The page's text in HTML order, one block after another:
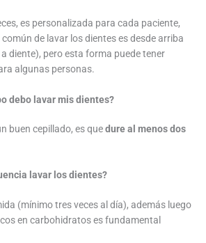
es personalizada para cada paciente,
de lavar los dientes es desde arriba
diente), pero esta forma puede tener
algunas personas.
debo lavar mis dientes?
buen cepillado, es quedure al menos dos
lavar los dientes?
(mínimo tres veces al día), además luego
en carbohidratos es fundamental